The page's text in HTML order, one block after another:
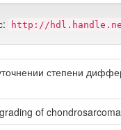
http://
степени
of chondrosarcoma